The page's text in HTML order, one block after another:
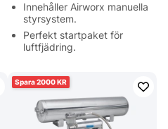
Innehåller Airworx manuella
styrsystem.
Perfekt startpaket för
luftfjädring.
2000